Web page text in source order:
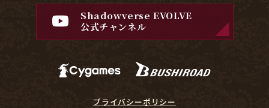
Shadowverse EVOLVE
公式チャンネル
プライバシーポリシー